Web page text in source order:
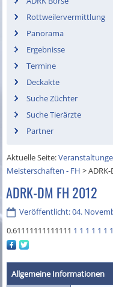
Rottweilervermittlung
Panorama
Ergebnisse
Termine
Deckakte
Suche Züchter
Suche Tierärzte
Partner
Aktuelle Seite:
Meisterschaften - FH >
ADRK-DM FH 2012
Veröffentlicht: 04.
0.61111111111111 1 1 1 1 1 1 1
Allgemeine Informationen